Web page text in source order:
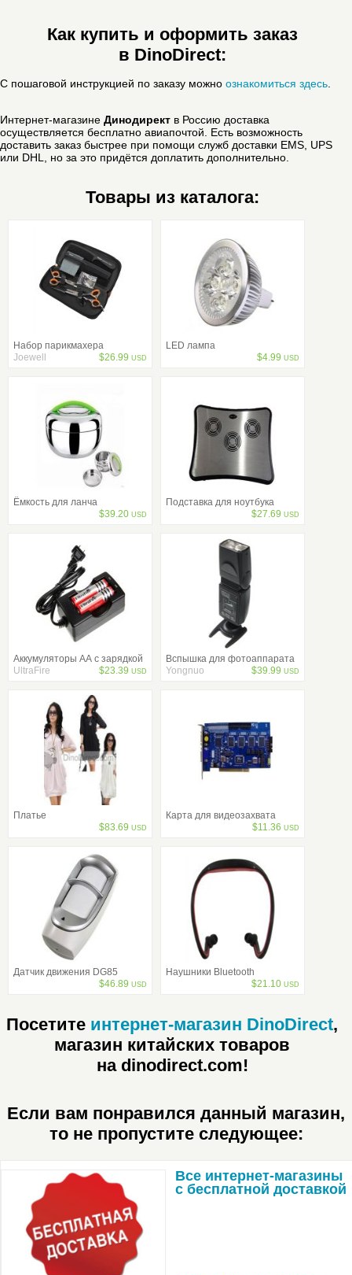
Как купить и оформить заказ
в DinoDirect:
С пошаговой инструкцией по заказу можно ознакомиться здесь
Интернет-магазине Динодирект в Россию доставка
осуществляется бесплатно авиапочтой. Есть возможность
доставить заказ быстрее при помощи служб доставки EMS, UPS
или DHL, но за это придётся доплатить дополнительно.
Товары из каталога:
Набор парикмахера
Joewell
$26.99 USD
LED лампа
$4.99 USD
Ёмкость для ланча
$39.20 USD
Подставка для ноутбука
$27.69 USD
Аккумуляторы АА с зарядкой
UltraFire
$23.39 USD
Вспышка для фотоаппарата
Yongnuo
$39.99 USD
Платье
$83.69 USD
Карта для видеозахвата
$11.36 USD
Датчик движения DG85
$46.89 USD
Наушники Bluetooth
$21.10 USD
Посетите интернет-магазин DinoDirect,
магазин китайских товаров
на dinodirect.com!
Если вам понравился данный магазин,
то не пропустите следующее:
Все интернет-магазины
с бесплатной доставкой